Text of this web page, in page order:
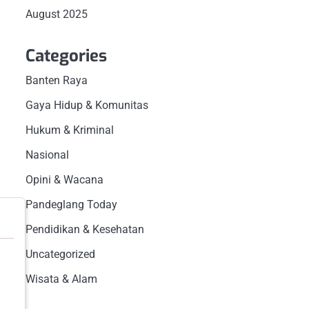
August 2025
Categories
Banten Raya
Gaya Hidup & Komunitas
Hukum & Kriminal
Nasional
Opini & Wacana
Pandeglang Today
Pendidikan & Kesehatan
Uncategorized
Wisata & Alam